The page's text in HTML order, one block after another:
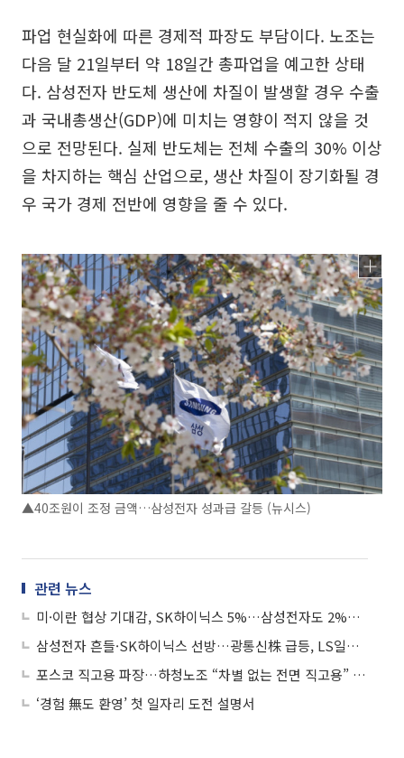
파업 현실화에 따른 경제적 파장도 부담이다. 노조는
다음 달 21일부터 약 18일간 총파업을 예고한 상태
다. 삼성전자 반도체 생산에 차질이 발생할 경우 수출
과 국내총생산(GDP)에 미치는 영향이 적지 않을 것
으로 전망된다. 실제 반도체는 전체 수출의 30% 이상
을 차지하는 핵심 산업으로, 생산 차질이 장기화될 경
우 국가 경제 전반에 영향을 줄 수 있다.
▲40조원이 조정 금액…삼성전자 성과급 갈등 (뉴시스)
관련 뉴스
미·이란 협상 기대감, SK하이닉스 5%…삼성전자도 2%대 상승
삼성전자 흔들·SK하이닉스 선방…광통신株 급등, LS일렉트릭 강세
포스코 직고용 파장…하청노조 “차별 없는 전면 직고용” 요구
‘경험 無도 환영’ 첫 일자리 도전 설명서